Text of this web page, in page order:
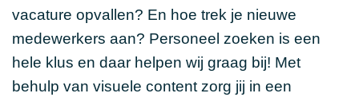
vacature opvallen? En hoe trek je nieuwe
medewerkers aan? Personeel zoeken is een
hele klus en daar helpen wij graag bij! Met
behulp van visuele content zorg jij in een